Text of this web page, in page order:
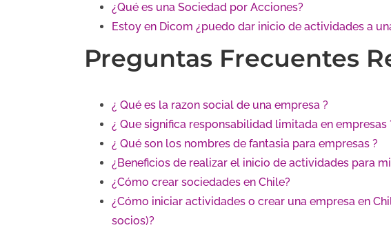
¿Qué es una Sociedad por Acciones?
Estoy en Dicom ¿puedo dar inicio de actividades a
Preguntas Frecuentes
¿ Qué es la razon social de una empresa ?
¿ Que significa responsabilidad limitada en empresas
¿ Qué son los nombres de fantasia para empresas ?
¿Beneficios de realizar el inicio de actividades para
¿Cómo crear sociedades en Chile?
¿Cómo iniciar actividades o crear una empresa en
socios)?